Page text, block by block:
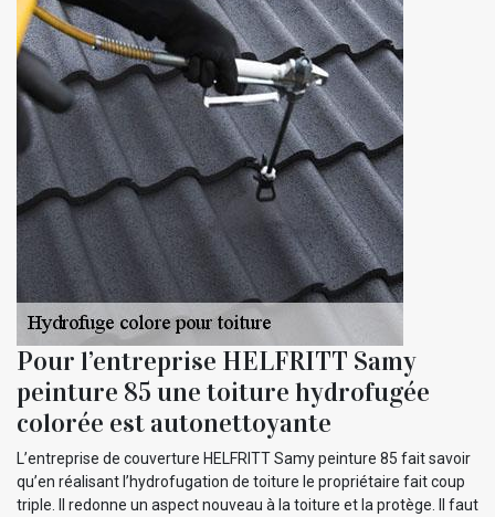
Pour l’entreprise HELFRITT Samy
peinture 85 une toiture hydrofugée
colorée est autonettoyante
L’entreprise de couverture HELFRITT Samy peinture 85 fait savoir
qu’en réalisant l’hydrofugation de toiture le propriétaire fait coup
triple. Il redonne un aspect nouveau à la toiture et la protège. Il faut